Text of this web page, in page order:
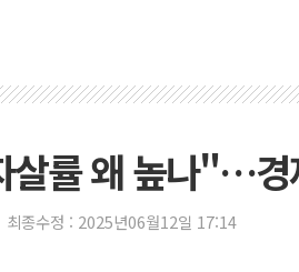
살률 왜 높나"…경
최종수정 : 2025년06월12일 17:14